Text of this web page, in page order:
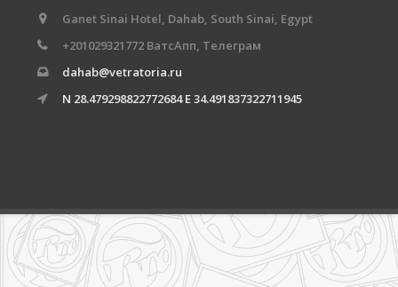
Ganet Sinai Hotel, Dahab, South Sinai, Egypt
+201029321772 ВатсАпп, Телеграм
dahab@vetratoria.ru
N 28.479298822772684 E 34.491837322711945